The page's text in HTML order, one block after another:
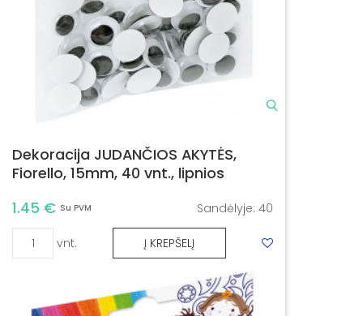
Dekoracija JUDANČIOS AKYTĖS,
Fiorello, 15mm, 40 vnt., lipnios
1.45 € Su PVM Sandėlyje: 40
vnt. Į KREPŠELĮ